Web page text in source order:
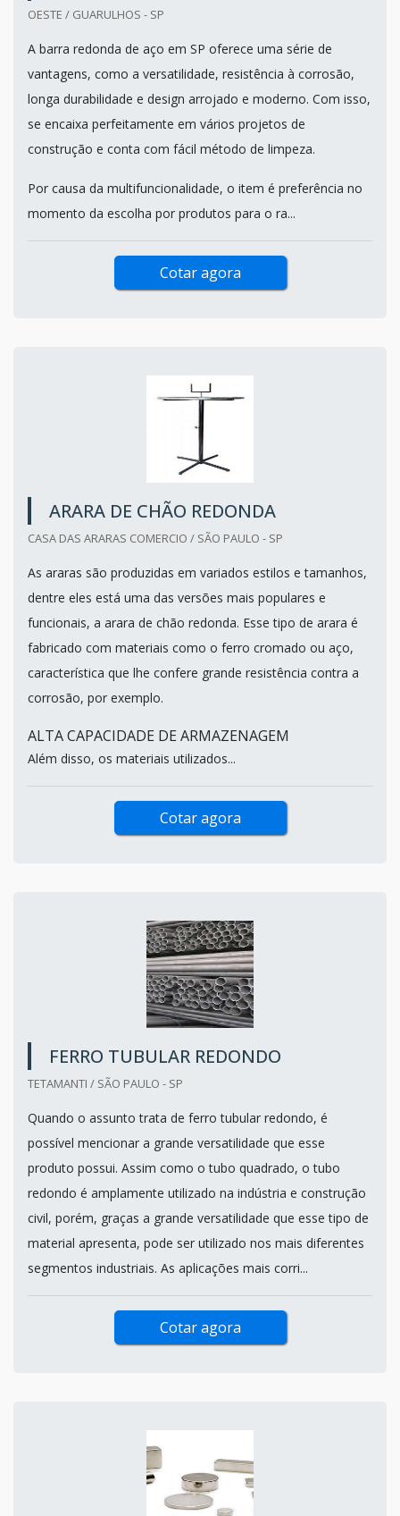
OESTE / GUARULHOS - SP
A barra redonda de aço em SP oferece uma série de
vantagens, como a versatilidade, resistência à corrosão,
longa durabilidade e design arrojado e moderno. Com isso,
se encaixa perfeitamente em vários projetos de
construção e conta com fácil método de limpeza.
Por causa da multifuncionalidade, o item é preferência no
momento da escolha por produtos para o ra...
Cotar agora
ARARA DE CHÃO REDONDA
CASA DAS ARARAS COMERCIO / SÃO PAULO - SP
As araras são produzidas em variados estilos e tamanhos,
dentre eles está uma das versões mais populares e
funcionais, a arara de chão redonda. Esse tipo de arara é
fabricado com materiais como o ferro cromado ou aço,
característica que lhe confere grande resistência contra a
corrosão, por exemplo.
ALTA CAPACIDADE DE ARMAZENAGEM
Além disso, os materiais utilizados...
Cotar agora
FERRO TUBULAR REDONDO
TETAMANTI / SÃO PAULO - SP
Quando o assunto trata de ferro tubular redondo, é
possível mencionar a grande versatilidade que esse
produto possui. Assim como o tubo quadrado, o tubo
redondo é amplamente utilizado na indústria e construção
civil, porém, graças a grande versatilidade que esse tipo de
material apresenta, pode ser utilizado nos mais diferentes
segmentos industriais. As aplicações mais corri...
Cotar agora